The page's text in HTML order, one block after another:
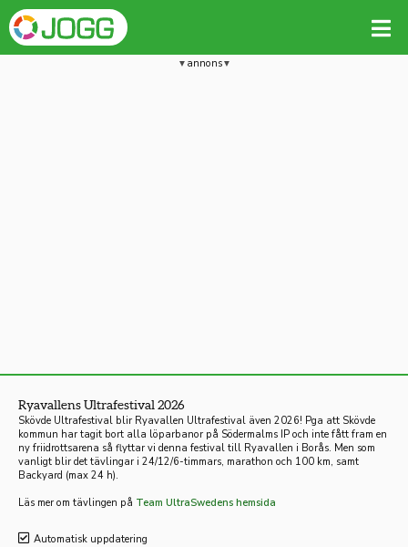
annons
Ryavallens Ultrafestival 2026
Skövde Ultrafestival blir Ryavallen Ultrafestival även 2026! Pga att Skövde
kommun har tagit bort alla löparbanor på Södermalms IP och inte fått fram en
ny friidrottsarena så flyttar vi denna festival till Ryavallen i Borås. Men som
vanligt blir det tävlingar i 24/12/6-timmars, marathon och 100 km, samt
Backyard (max 24 h).
Läs mer om tävlingen på Team UltraSwedens hemsida
Automatisk uppdatering